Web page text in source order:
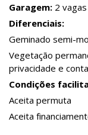
Garagem: 2 vagas
Diferenciais:
Geminado semi-
Vegetação
privacidade e
Condições
Aceita permuta
Aceita